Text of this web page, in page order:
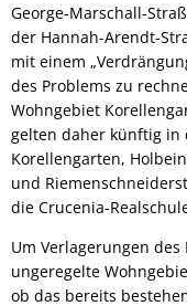
George-Marschall-
der Hannah-Arendt-
mit einem
des Problems zu
Wohngebiet
gelten daher künftig in
Korellengarten,
und
die Crucenia-
Um Verlagerungen
ungeregelte
ob das bereits